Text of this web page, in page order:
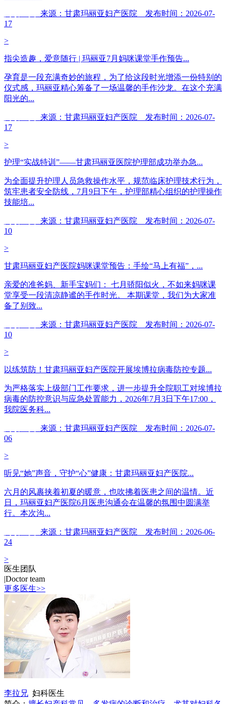
来源：甘肃玛丽亚妇产医院 发布时间：2026-07-
17
>
指尖造趣，爱意随行 | 玛丽亚7月妈咪课堂手作预告...
孕育是一段充满奇妙的旅程，为了给这段时光增添一份特别的
仪式感，玛丽亚精心筹备了一场温馨的手作沙龙。在这个充满
阳光的...
来源：甘肃玛丽亚妇产医院 发布时间：2026-07-
17
>
护理“实战特训”——甘肃玛丽亚医院护理部成功举办急...
为全面提升护理人员急救操作水平，规范临床护理技术行为，
筑牢患者安全防线，7月9日下午，护理部精心组织的护理操作
技能培...
来源：甘肃玛丽亚妇产医院 发布时间：2026-07-
10
>
甘肃玛丽亚妇产医院妈咪课堂预告：手绘“马上有福”，...
亲爱的准爸妈、新手宝妈们： 七月骄阳似火，不如来妈咪课
堂享受一段清凉静谧的手作时光。 本期课堂，我们为大家准
备了别致...
来源：甘肃玛丽亚妇产医院 发布时间：2026-07-
10
>
以练筑防！甘肃玛丽亚妇产医院开展埃博拉病毒防控专题...
为严格落实上级部门工作要求，进一步提升全院职工对埃博拉
病毒的防控意识与应急处置能力，2026年7月3日下午17:00，
我院医务科...
来源：甘肃玛丽亚妇产医院 发布时间：2026-07-
06
>
听见“她”声音，守护“心”健康：甘肃玛丽亚妇产医院...
六月的风裹挟着初夏的暖意，也吹拂着医患之间的温情。近
日，玛丽亚妇产医院6月医患沟通会在温馨的氛围中圆满举
行。本次沟...
来源：甘肃玛丽亚妇产医院 发布时间：2026-06-
24
>
医生团队
|Doctor team
更多医生>>
李拉兄 妇科医生